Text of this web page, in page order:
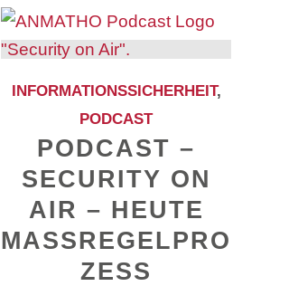
INFORMATIONSSICHERHEIT,
PODCAST
PODCAST –
SECURITY ON
AIR – HEUTE
MASSREGELPROZ
ESS